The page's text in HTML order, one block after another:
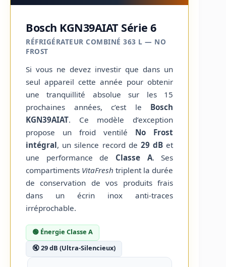
Bosch KGN39AIAT Série 6
RÉFRIGÉRATEUR COMBINÉ 363 L — NO
FROST
Si vous ne devez investir que dans un
seul appareil cette année pour obtenir
une tranquillité absolue sur les 15
prochaines années, c’est le Bosch
KGN39AIAT. Ce modèle d’exception
propose un froid ventilé No Frost
intégral, un silence record de 29 dB et
une performance de Classe A. Ses
compartiments VitaFresh triplent la durée
de conservation de vos produits frais
dans un écrin inox anti-traces
irréprochable.
🟢 Énergie Classe A
🔇 29 dB (Ultra-Silencieux)